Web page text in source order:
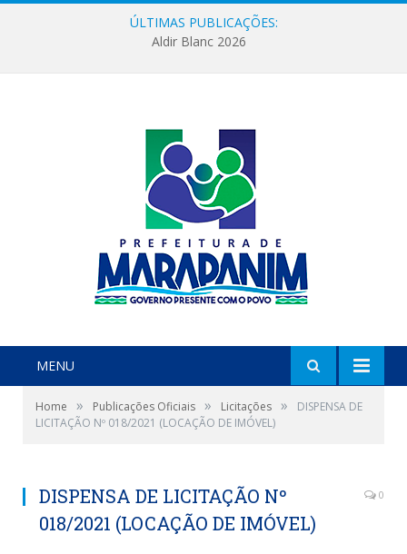
ÚLTIMAS PUBLICAÇÕES:
Aldir Blanc 2026
MENU
Home » Publicações Oficiais » Licitações »
DISPENSA DE
LICITAÇÃO Nº 018/2021 (LOCAÇÃO DE IMÓVEL)
DISPENSA DE LICITAÇÃO Nº
018/2021 (LOCAÇÃO DE IMÓVEL)
0